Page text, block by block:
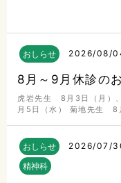
おしらせ 2026 08/
8月～9月休診の
虎岩先生 8月3日（月）
月5日（水） 菊地先生 8
おしらせ
精神科
2026 07/